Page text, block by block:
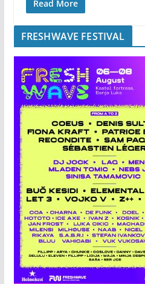
Read More
FRESHWAVE FESTIVAL